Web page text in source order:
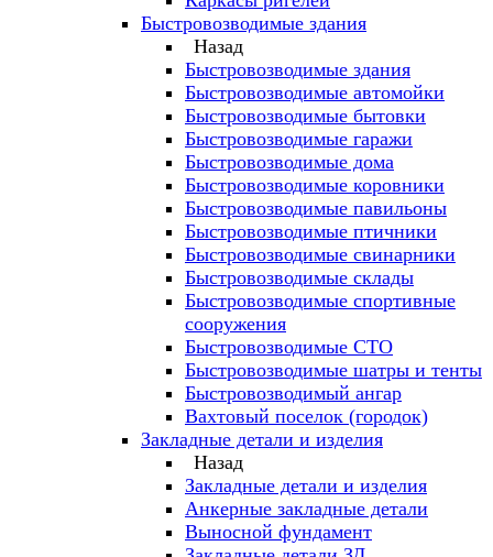
Быстровозводимые здания
Назад
Быстровозводимые здания
Быстровозводимые автомойки
Быстровозводимые бытовки
Быстровозводимые гаражи
Быстровозводимые дома
Быстровозводимые коровники
Быстровозводимые павильоны
Быстровозводимые птичники
Быстровозводимые свинарники
Быстровозводимые склады
Быстровозводимые спортивные
сооружения
Быстровозводимые СТО
Быстровозводимые шатры и тенты
Быстровозводимый ангар
Вахтовый поселок (городок)
Закладные детали и изделия
Назад
Закладные детали и изделия
Анкерные закладные детали
Выносной фундамент